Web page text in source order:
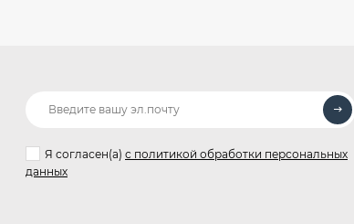
Я согласен(a) с политикой обработки персональных
данных